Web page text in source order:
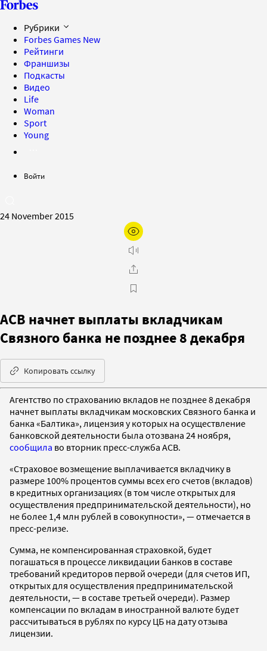
Рубрики
Forbes Games New
Рейтинги
Франшизы
Подкасты
Видео
Life
Woman
Sport
Young
Войти
24 November 2015
АСВ начнет выплаты вкладчикам
Связного банка не позднее 8 декабря
Копировать ссылку
Агентство по страхованию вкладов не позднее 8 декабря
начнет выплаты вкладчикам московских Связного банка и
банка «Балтика», лицензия у которых на осуществление
банковской деятельности была отозвана 24 ноября,
сообщила во вторник пресс-служба АСВ.
«Страховое возмещение выплачивается вкладчику в
размере 100% процентов суммы всех его счетов (вкладов)
в кредитных организациях (в том числе открытых для
осуществления предпринимательской деятельности), но
не более 1,4 млн рублей в совокупности», — отмечается в
пресс-релизе.
Сумма, не компенсированная страховкой, будет
погашаться в процессе ликвидации банков в составе
требований кредиторов первой очереди (для счетов ИП,
открытых для осуществления предпринимательской
деятельности, — в составе третьей очереди). Размер
компенсации по вкладам в иностранной валюте будет
рассчитываться в рублях по курсу ЦБ на дату отзыва
лицензии.